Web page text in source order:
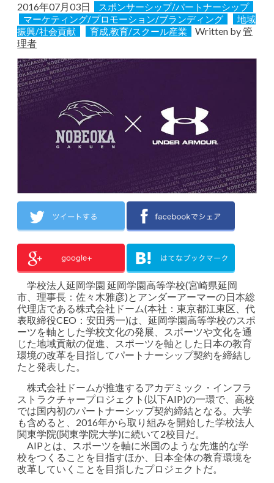
2016年07月03日
スポンサーシップ/パートナーシップ
マーケティング/プロモーション/ブランディング
地域
振興/社会貢献
育成,教育/スクール産業 Written by管
理者
学校法人延岡学園 延岡学園高等学校(宮崎県延岡
市、理事長：佐々木雅彦)とアンダーアーマーの日本総
代理店である株式会社ドーム(本社：東京都江東区、代
表取締役CEO：安田秀一)は、延岡学園高等学校のスポ
ーツを軸とした学校文化の発展、スポーツや文化を通
じた地域貢献の促進、スポーツを軸とした日本の教育
環境の改革を目指してパートナーシップ契約を締結し
たと発表した。
株式会社ドームが推進するアカデミック・インフラ
ストラクチャープロジェクト(以下AIP)の一環で、高校
では国内初のパートナーシップ契約締結となる。大学
も含めると、2016年から取り組みを開始した学校法人
関東学院(関東学院大学)に続いて2校目だ。
AIPとは、スポーツを軸に米国のような先進的な学
校をつくることを目指すほか、日本全体の教育環境を
改革していくことを目指したプロジェクトだ。